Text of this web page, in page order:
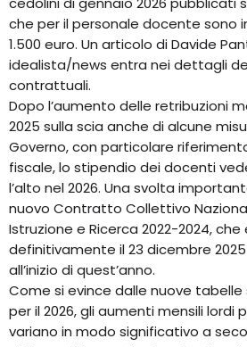
che per il personale docente sono
1.500 euro. Un articolo di Davide
idealista/news entra nei dettagli
contrattuali.
Dopo l’aumento delle retribuzioni
2025 sulla scia anche di alcune
Governo, con particolare
fiscale, lo stipendio dei docenti
l’alto nel 2026. Una svolta
nuovo Contratto Collettivo
Istruzione e Ricerca 2022-2024,
definitivamente il 23 dicembre
all’inizio di quest’anno.
Come si evince dalle nuove
per il 2026, gli aumenti mensili lordi
variano in modo significativo a